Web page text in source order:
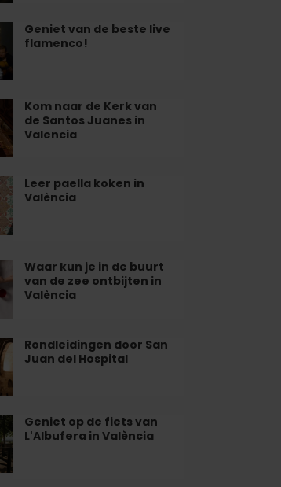
Geniet van de beste live
flamenco!
Kom naar de Kerk van
de Santos Juanes in
Valencia
Leer paella koken in
València
Waar kun je in de buurt
van de zee ontbijten in
València
Rondleidingen door San
Juan del Hospital
Geniet op de fiets van
L'Albufera in València